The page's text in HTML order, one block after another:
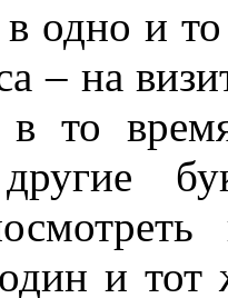
в одно и
– на
то
другие
один и